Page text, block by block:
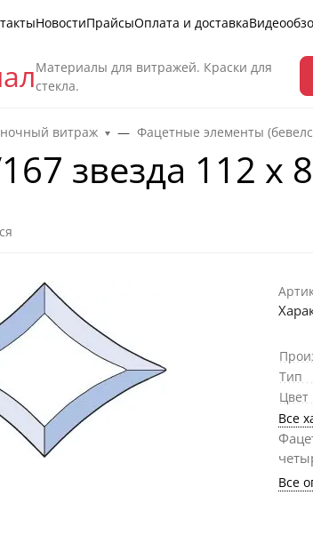
НовостиПрайсыОплата и доставка
Материалы для витражей. Краски для
стекла.
витраж Фацетные элементы
звезда 112 х
Тип
Цвет
Все
Все